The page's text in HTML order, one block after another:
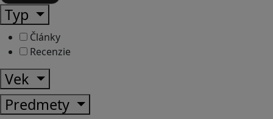
Typ
Články
Recenzie
Vek
Predmety